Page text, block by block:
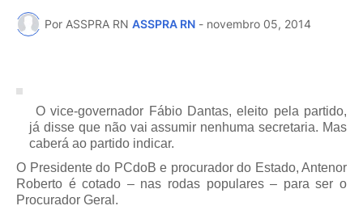
Por ASSPRA RN ASSPRA RN - novembro 05, 2014
O vice-governador Fábio Dantas, eleito pela partido,
já disse que não vai assumir nenhuma secretaria. Mas
caberá ao partido indicar.
O Presidente do PCdoB e procurador do Estado, Antenor
Roberto é cotado – nas rodas populares – para ser o
Procurador Geral.